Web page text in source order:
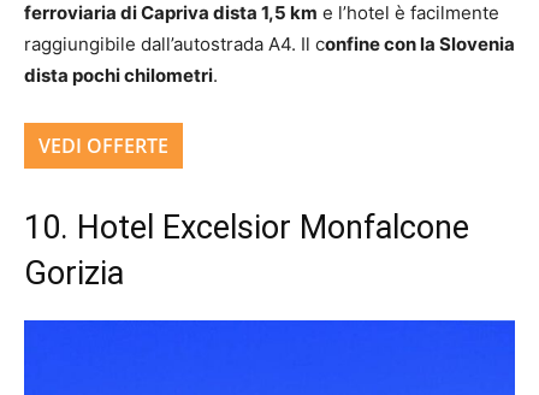
ferroviaria di Capriva dista 1,5 km e l’hotel è facilmente
raggiungibile dall’autostrada A4. Il confine con la Slovenia
dista pochi chilometri.
VEDI OFFERTE
10. Hotel Excelsior Monfalcone
Gorizia